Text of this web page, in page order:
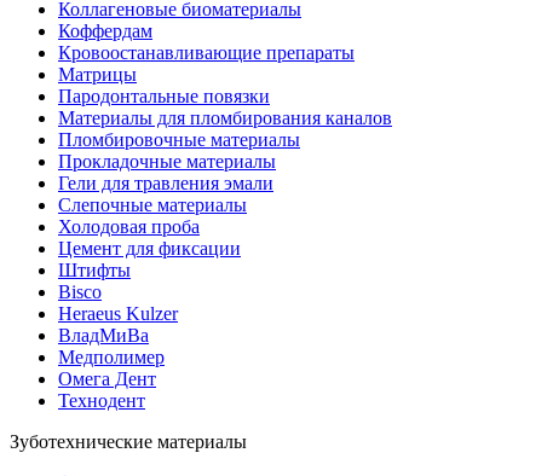
Коллагеновые биоматериалы
Коффердам
Кровоостанавливающие препараты
Матрицы
Пародонтальные повязки
Материалы для пломбирования каналов
Пломбировочные материалы
Прокладочные материалы
Гели для травления эмали
Слепочные материалы
Холодовая проба
Цемент для фиксации
Штифты
Bisco
Heraeus Kulzer
ВладМиВа
Медполимер
Омега Дент
Технодент
Зуботехнические материалы